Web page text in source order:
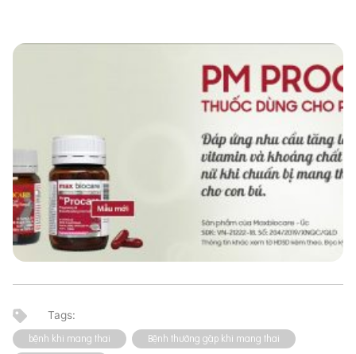
bệnh khi mang thai
Bệnh thường gặp khi mang thai